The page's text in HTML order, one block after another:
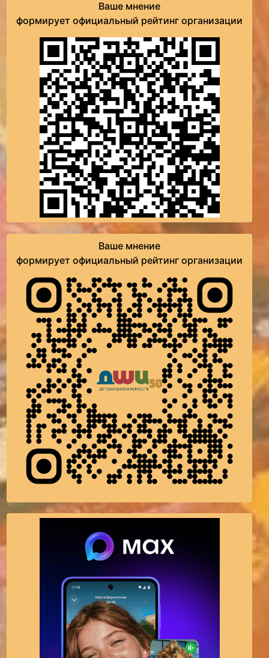
Ваше мнение
формирует официальный рейтинг организации
Ваше мнение
формирует официальный рейтинг организации